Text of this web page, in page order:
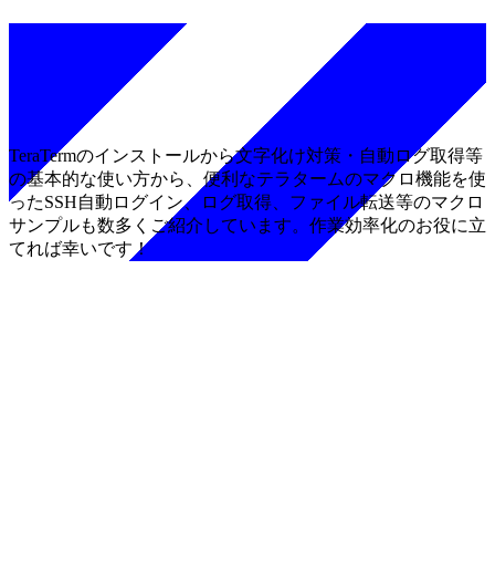
TeraTermのインストールから文字化け対策・自動ログ取得等
の基本的な使い方から、便利なテラタームのマクロ機能を使
ったSSH自動ログイン、ログ取得、ファイル転送等のマクロ
サンプルも数多くご紹介しています。作業効率化のお役に立
てれば幸いです！